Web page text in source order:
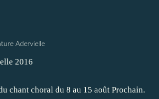
Adervielle
chant choral du 8 au 15 août Prochain.